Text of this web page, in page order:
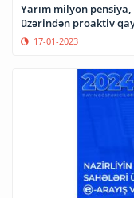
Yarım milyon pensiya,
üzərindən proaktiv
17-01-2023